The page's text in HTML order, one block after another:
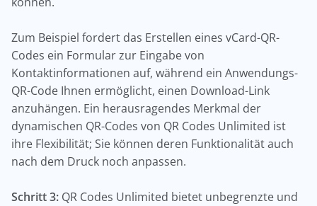
Zum Beispiel fordert das Erstellen eines vCard-QR-
Codes ein Formular zur Eingabe von
Kontaktinformationen auf, während ein Anwendungs-
QR-Code Ihnen ermöglicht, einen Download-Link
anzuhängen. Ein herausragendes Merkmal der
dynamischen QR-Codes von QR Codes Unlimited ist
ihre Flexibilität; Sie können deren Funktionalität auch
nach dem Druck noch anpassen.
Schritt 3: QR Codes Unlimited bietet unbegrenzte und